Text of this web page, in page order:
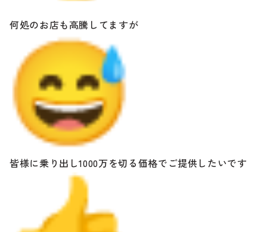
何処のお店も高騰してますが
皆様に乗り出し1000万を切る価格でご提供したいです